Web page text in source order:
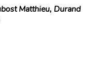
Matthieu, Durand